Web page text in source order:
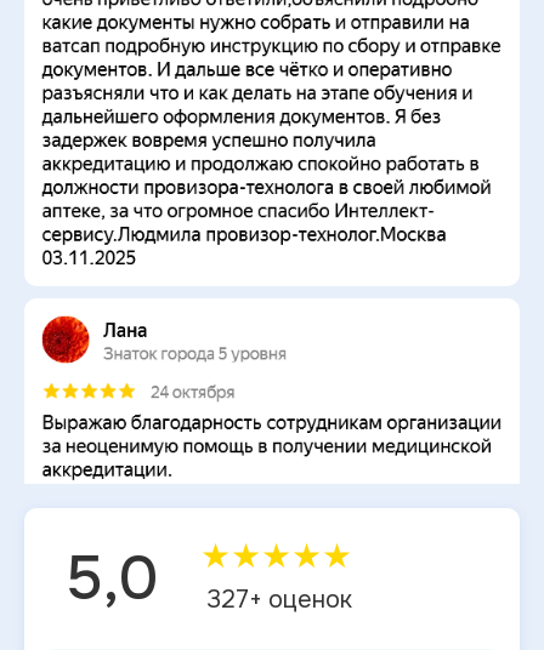
5,0 ★★★★★
327+ оценок